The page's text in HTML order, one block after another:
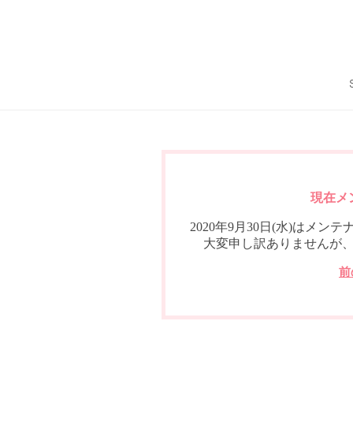
現在メ
2020年9月30日(水)はメンテ
大変申し訳ありませんが
前